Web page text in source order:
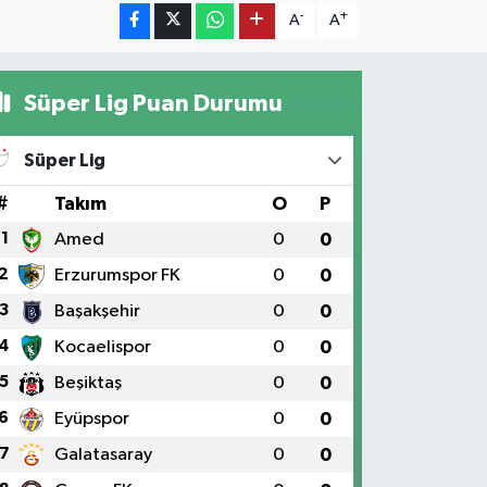
A- A+
Süper Lig Puan Durumu
Süper Lig
Takım O P
1 Amed 0 0
Erzurumspor FK 0 0
3 Başakşehir 0 0
Kocaelispor 0 0
5 Beşiktaş 0 0
Eyüpspor 0 0
7 Galatasaray 0 0